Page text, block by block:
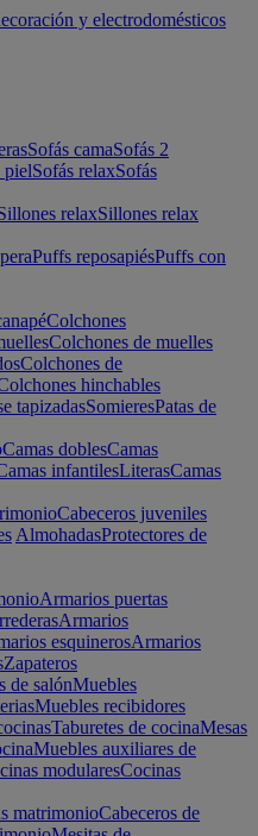
Sofás camaSofás 2
pielSofás relaxSofás
relaxSillones relax
Puffs reposapiésPuffs con
Colchones
Colchones de muelles
Colchones de
hinchables
tapizadasSomieresPatas de
Camas doblesCamas
infantilesLiterasCamas
Cabeceros juveniles
AlmohadasProtectores de
Armarios puertas
Armarios
esquinerosArmarios
Zapateros
de salónMuebles
Muebles recibidores
Taburetes de cocinaMesas
Muebles auxiliares de
modularesCocinas
matrimonioCabeceros de